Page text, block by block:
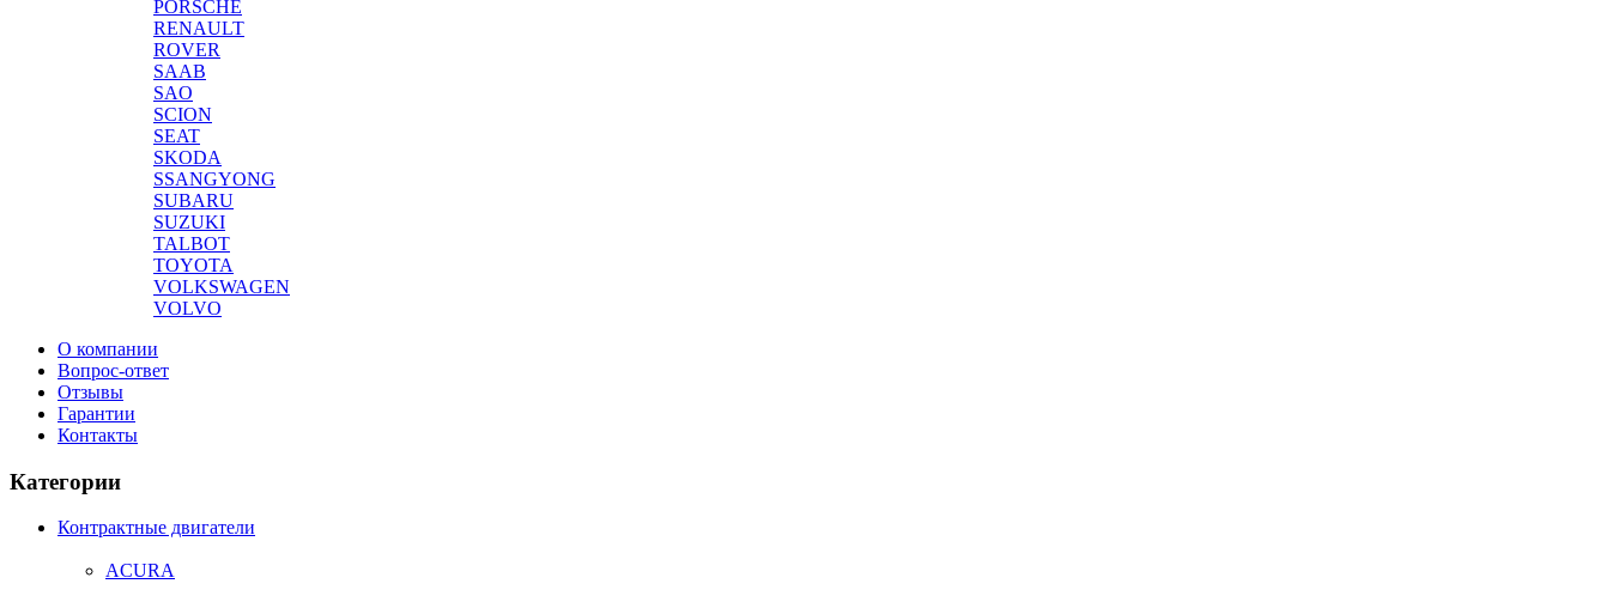
PORSCHE
RENAULT
ROVER
SAAB
SAO
SCION
SEAT
SKODA
SSANGYONG
SUBARU
SUZUKI
TALBOT
TOYOTA
VOLKSWAGEN
VOLVO
О компании
Вопрос-ответ
Отзывы
Гарантии
Контакты
Категории
Контрактные двигатели
ACURA